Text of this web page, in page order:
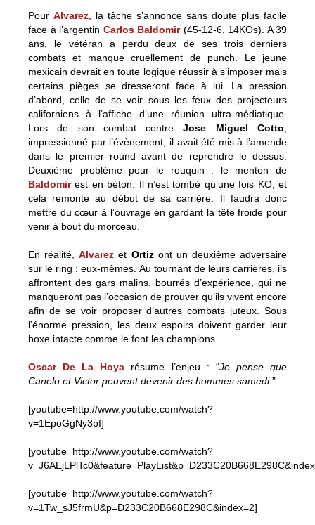
Pour Alvarez , la tâche s’annonce sans doute plus facile
face à l’argentin Carlos Baldomir(45-12-6, 14KOs). A 39
ans, le vétéran a perdu deux de ses trois derniers
combats et manque cruellement de punch. Le jeune
mexicain devrait en toute logique réussir à s’imposer mais
certains pièges se dresseront face à lui. La pression
d’abord, celle de se voir sous les feux des projecteurs
californiens à l’affiche d’une réunion ultra-médiatique.
Lors de son combat contreJose Miguel Cotto
impressionné par l’évènement, il avait été mis à l’amende
dans le premier round avant de reprendre le dessus.
Deuxième problème pour le rouquin : le menton de
Baldomirest en béton. Il n’est tombé qu’une fois KO, et
cela remonte au début de sa carrière. Il faudra donc
mettre du cœur à l’ouvrage en gardant la tête froide pour
venir à bout du morceau.
En réalité,Alvarez et Ortiz ont un deuxième adversaire
sur le ring : eux-mêmes. Au tournant de leurs carrières, ils
affrontent des gars malins, bourrés d’expérience, qui ne
manqueront pas l’occasion de prouver qu’ils vivent encore
afin de se voir proposer d’autres combats juteux. Sous
l’énorme pression, les deux espoirs doivent garder leur
boxe intacte comme le font les champions.
Oscar De La Hoya résume l’enjeu : “Je pense que
Canelo et Victor peuvent devenir des hommes samedi.”
[youtube=http://www.youtube.com/watch?
v=1EpoGgNy3pI]
[youtube=http://www.youtube.com/watch?
[youtube=http://www.youtube.com/watch?
v=1Tw_sJ5frmU&p=D233C20B668E298C&index=2]